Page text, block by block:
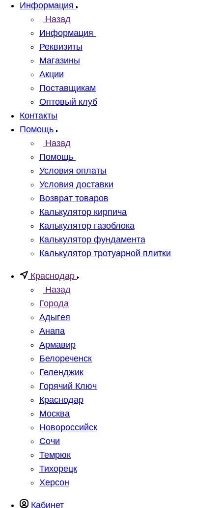
Информация
Назад
Информация
Реквизиты
Магазины
Акции
Поставщикам
Оптовый клуб
Контакты
Помощь
Назад
Помощь
Условия оплаты
Условия доставки
Возврат товаров
Калькулятор кирпича
Калькулятор газоблока
Калькулятор фундамента
Калькулятор тротуарной плитки
Краснодар
Назад
Города
Адыгея
Анапа
Армавир
Белореченск
Геленджик
Горячий Ключ
Краснодар
Москва
Новороссийск
Сочи
Темрюк
Тихорецк
Херсон
Кабинет